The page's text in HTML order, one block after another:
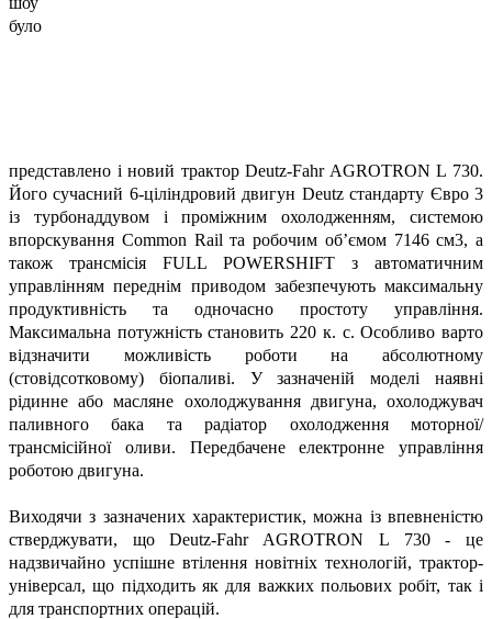
було
представлено і новий трактор Deutz-Fahr AGROTRON L 730.
Його сучасний 6-ціліндровий двигун Deutz стандарту Євро 3
із турбонаддувом і проміжним охолодженням, системою
впорскування Common Rail та робочим об’ємом 7146 см3, а
також трансмісія FULL POWERSHIFT з автоматичним
управлінням переднім приводом забезпечують максимальну
продуктивність та одночасно простоту управління.
Максимальна потужність становить 220 к. с. Особливо варто
відзначити можливість роботи на абсолютному
(стовідсотковому) біопаливі. У зазначеній моделі наявні
рідинне або масляне охолоджування двигуна, охолоджувач
паливного бака та радіатор охолодження моторної/
трансмісійної оливи. Передбачене електронне управління
роботою двигуна.
Виходячи з зазначених характеристик, можна із впевненістю
стверджувати, що Deutz-Fahr AGROTRON L 730 - це
надзвичайно успішне втілення новітніх технологій, трактор-
універсал, що підходить як для важких польових робіт, так і
для транспортних операцій.